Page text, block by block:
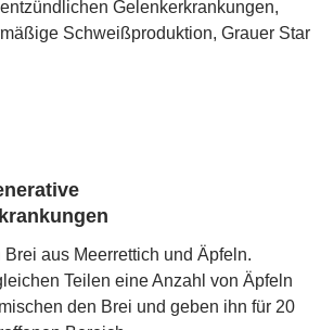
Gelenkerkrankungen,
Schweißproduktion, Grauer Star
aus Meerrettich und Äpfeln.
Teilen eine Anzahl von Äpfeln
den Brei und geben ihn für 20